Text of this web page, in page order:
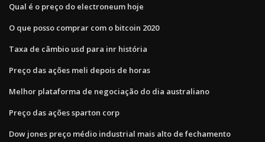
Qual é o preço do electroneum hoje
O que posso comprar com o bitcoin 2020
Taxa de câmbio usd para inr história
Preço das ações meli depois de horas
Melhor plataforma de negociação do dia australiano
Preço das ações sparton corp
Dow jones preço médio industrial mais alto de fechamento